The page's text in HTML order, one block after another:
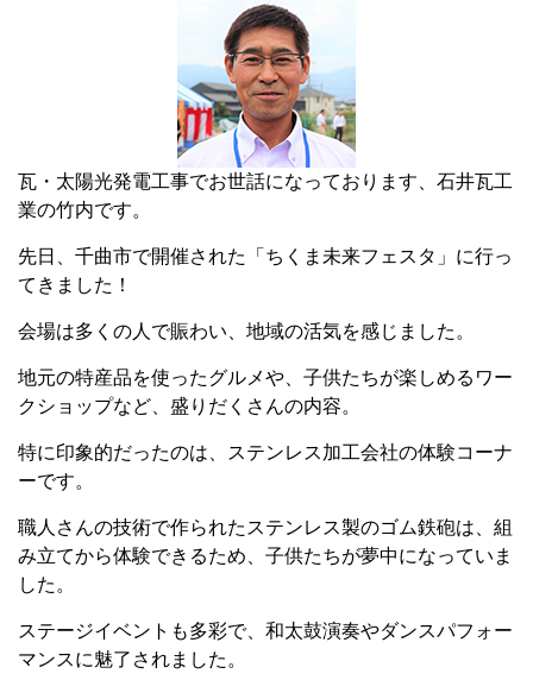
瓦・太陽光発電工事でお世話になっております、石井瓦工
業の竹内です。
先日、千曲市で開催された「ちくま未来フェスタ」に行っ
てきました！
会場は多くの人で賑わい、地域の活気を感じました。
地元の特産品を使ったグルメや、子供たちが楽しめるワー
クショップなど、盛りだくさんの内容。
特に印象的だったのは、ステンレス加工会社の体験コーナ
ーです。
職人さんの技術で作られたステンレス製のゴム鉄砲は、組
み立てから体験できるため、子供たちが夢中になっていま
した。
ステージイベントも多彩で、和太鼓演奏やダンスパフォー
マンスに魅了されました。